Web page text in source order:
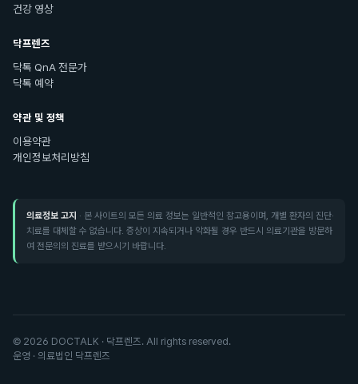
건강 영상
닥프렌즈
닥톡 QnA 전문가
닥톡 예약
약관 및 정책
이용약관
개인정보처리방침
의료정보 고지 · 본 사이트의 모든 의료 정보는 일반적인 참고용이며, 개별 환자의 진단·
치료를 대체할 수 없습니다. 증상이 지속되거나 악화될 경우 반드시 의료기관을 방문하
여 전문의의 진료를 받으시기 바랍니다.
© 2026 DOCTALK · 닥프렌즈. All rights reserved.
운영 · 의료법인 닥프렌즈